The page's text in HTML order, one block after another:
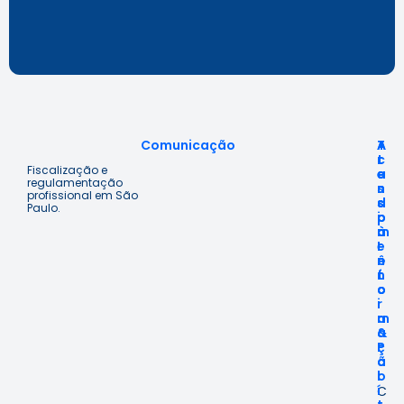
Fiscalização e
regulamentação
profissional em São
Paulo.
Comunicação
A
c
e
s
s
o
à
I
n
f
o
r
m
a
ç
ã
o
C
T
r
a
n
s
p
a
r
ê
n
c
i
a
&
P
o
l
í
A
t
e
n
d
i
m
e
n
t
o